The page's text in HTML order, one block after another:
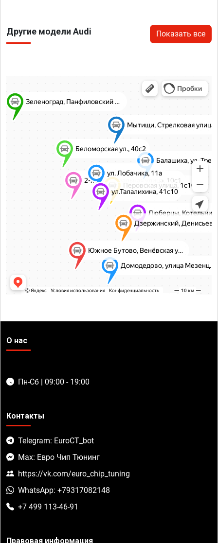
Другие модели Audi Показать все
О нас
Пн-Сб | 09:00 - 19:00
Контакты
Telegram: EuroCT_bot
Max: Евро Чип Тюнинг
https://vk.com/euro_chip_tuning
WhatsApp: +79317082148
+7 499 113-46-91
Правовая информация